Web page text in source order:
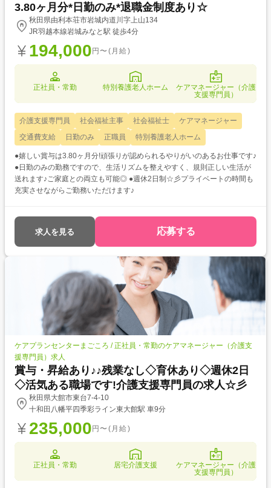
3.80ヶ月分*日勤のみ*退職金制度あり☆
秋田県由利本荘市岩城内道川字上山134
JR羽越本線岩城みなと駅 徒歩4分
194,000 円〜(月給)
正社員・常勤 特別養護老人ホーム
ケアマネージャー（介護
支援専門員）
介護支援専門員 社会福祉主事 社会福祉士
ケアマネージャー
交通費支給
日勤のみ 正職員 特別養護老人ホーム
●嬉しい賞与は3.80ヶ月分!頑張りが認められるやりがいのあるお仕事です♪
●日勤のみの勤務ですので、生活リズムを整えやすく、規則正しい生活が
送れます♪ご家庭との両立も可能◎ ●週休2日制☆彡プライベートの時間も
充実させながらご勤務いただけます♪
求人を見る 応募する
ケアプランセンターまごころ / 正社員・常勤のケアマネージャー（介護支
援専門員）求人
賞与・昇給あり♪♪残業なし◇育休あり◇週休2日
◇活気ある職場です!介護支援専門員の求人☆彡
秋田県大館市東台7-4-10
十和田八幡平四季彩ライン東大館駅 車9分
235,000 円〜(月給)
正社員・常勤 居宅介護支援
ケアマネージャー（介護
支援専門員）